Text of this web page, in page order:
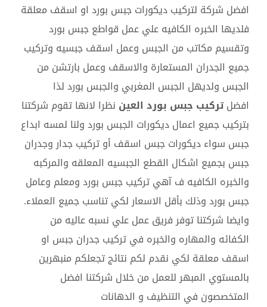
افضل شركة لتركيب ديكورات جبس بورد او اسقف معلقة
فلديها الخبره الكافيه علي عمل قواطع جبس بورد
وتقسيم مكاتب من الجبس وعمل اسقف جبسيه وتركيب
جميع الجدران المستعارة والاسقف وعمل بارتشن من
الجبس ولديهل الجبس المغربي والجبس بورد لذا
افضلتركيب جبس بورد العين نظرا لانها تقوم شركتنا
بتركيب جميع اعمال ديكورات الجبس بورد ولنا لمسه ابداع
جبس سواء ديكورات جبس اسقف أو تركيب جدار وجدران
جبس بجميع اشكال القطع الجبسيه المعلقه والمركبه
والخبره الكافيه ف آهي تركيب جبس بورد ومعلم وعامل
جبس بورد وذلك بأقل الاسعار لكي تناسب جميع العملاء.
وايضا شركتنا توفر فريق عمل علي نسبه عاليه من
الكفائه والمهاره والخبره في تركيب جدران جبس او
اسقف معلقة لكي نقدم لكم نتائج تجعلكم منبهرين
بالمستوي المبهر للعمل من خلال شركتنا افضل
المتخصصون في التنظيف و الدهانات